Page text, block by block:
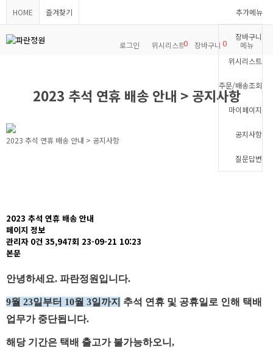
HOME 즐겨찾기 추가메뉴
장바구니
위시리스트
주문/배송조회
마이페이지
공지사항
질문답변
로그인 위시리스트0 장바구니 0 메뉴
2023 추석 연휴 배송 안내 > 공지사항
2023 추석 연휴 배송 안내 > 공지사항
2023 추석 연휴 배송 안내
페이지 정보
관리자 0건 35,947회 23-09-21 10:23
본문
안녕하세요. 파란정원입니다.
9월 23일부터 10월 3일까지 추석 연휴 및 공휴일로 인해 택배
업무가 중단됩니다.
해당 기간은 택배 출고가 불가능하오니,